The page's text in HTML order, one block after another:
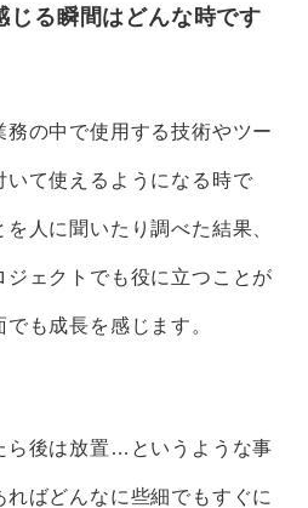
じる瞬間はどんな時です
の中で使用する技術やツー
いて使えるようになる時で
人に聞いたり調べた結果、
ェクトでも役に立つことが
も成長を感じます。
ら後は放置…というような事
ばどんなに些細でもすぐに